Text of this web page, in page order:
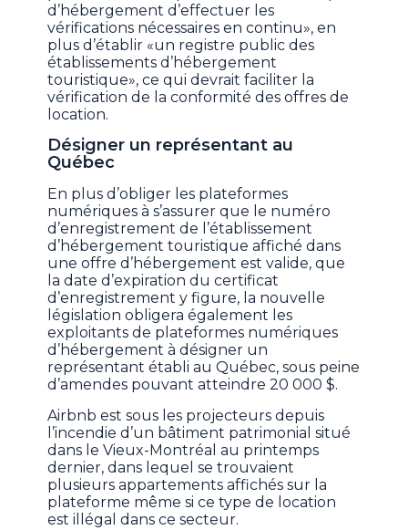
d’hébergement d’effectuer les
vérifications nécessaires en continu», en
plus d’établir «un registre public des
établissements d’hébergement
touristique», ce qui devrait faciliter la
vérification de la conformité des offres de
location.
Désigner un représentant au
Québec
En plus d’obliger les plateformes
numériques à s’assurer que le numéro
d’enregistrement de l’établissement
d’hébergement touristique affiché dans
une offre d’hébergement est valide, que
la date d’expiration du certificat
d’enregistrement y figure, la nouvelle
législation obligera également les
exploitants de plateformes numériques
d’hébergement à désigner un
représentant établi au Québec, sous peine
d’amendes pouvant atteindre 20 000 $.
Airbnb est sous les projecteurs depuis
l’incendie d’un bâtiment patrimonial situé
dans le Vieux-Montréal au printemps
dernier, dans lequel se trouvaient
plusieurs appartements affichés sur la
plateforme même si ce type de location
est illégal dans ce secteur.